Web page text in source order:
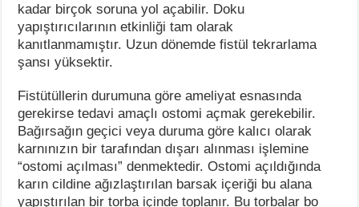
kadar birçok soruna yol açabilir. Doku
yapıştırıcılarının etkinliği tam olarak
kanıtlanmamıştır. Uzun dönemde fistül tekrarlama
şansı yüksektir.
Fistütüllerin durumuna göre ameliyat esnasında
gerekirse tedavi amaçlı ostomi açmak gerekebilir.
Bağırsağın geçici veya duruma göre kalıcı olarak
karnınızın bir tarafından dışarı alınması işlemine
“ostomi açılması” denmektedir. Ostomi açıldığında
karın cildine ağızlaştırılan barsak içeriği bu alana
yapıştırılan bir torba içinde toplanır. Bu torbalar bo